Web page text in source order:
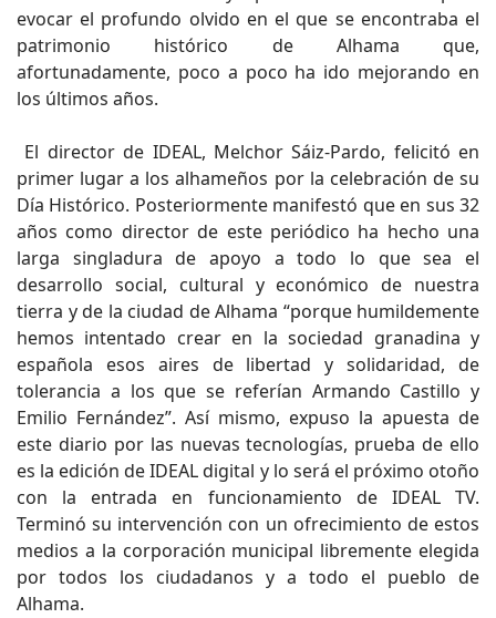
evocar el profundo olvido en el que se encontraba el
patrimonio histórico de Alhama que,
afortunadamente, poco a poco ha ido mejorando en
los últimos años.
El director de IDEAL, Melchor Sáiz-Pardo, felicitó en
primer lugar a los alhameños por la celebración de su
Día Histórico. Posteriormente manifestó que en sus 32
años como director de este periódico ha hecho una
larga singladura de apoyo a todo lo que sea el
desarrollo social, cultural y económico de nuestra
tierra y de la ciudad de Alhama “porque humildemente
hemos intentado crear en la sociedad granadina y
española esos aires de libertad y solidaridad, de
tolerancia a los que se referían Armando Castillo y
Emilio Fernández”. Así mismo, expuso la apuesta de
este diario por las nuevas tecnologías, prueba de ello
es la edición de IDEAL digital y lo será el próximo otoño
con la entrada en funcionamiento de IDEAL TV.
Terminó su intervención con un ofrecimiento de estos
medios a la corporación municipal libremente elegida
por todos los ciudadanos y a todo el pueblo de
Alhama.